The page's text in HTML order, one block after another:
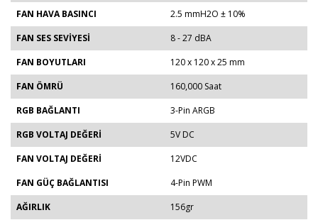
FAN HAVA BASINCI
2.5 mmH2O ± 10%
FAN SES SEVİYESİ
8 - 27 dBA
FAN BOYUTLARI
120 x 120 x 25 mm
FAN ÖMRÜ
160,000 Saat
RGB BAĞLANTI
3-Pin ARGB
RGB VOLTAJ DEĞERİ
5V DC
FAN VOLTAJ DEĞERİ
12VDC
FAN GÜÇ BAĞLANTISI
4-Pin PWM
AĞIRLIK
156gr